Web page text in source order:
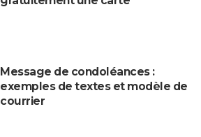
Message de condoléances :
exemples de textes et modèle de
courrier